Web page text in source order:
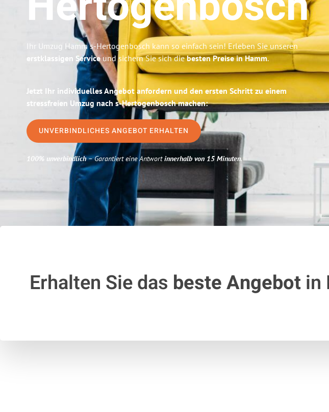
Ihr Umzug Hamm s-Hertogenbosch kann so einfach sein! Erleben Sie unseren
erstklassigen Serviceund sichern Sie sich diebesten Preise in Hamm.
Jetzt Ihr individuelles Angebot anfordern und den ersten Schritt zu einem
stressfreien Umzug nach s-Hertogenbosch machen:
UNVERBINDLICHES ANGEBOT ERHALTEN
100% unverbindlich– Garantiert eine Antwortinnerhalb von 15 Minuten.
Erhalten Sie das beste Angebotin